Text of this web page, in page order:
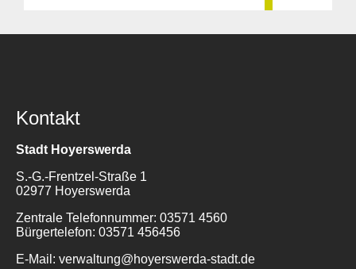
Kontakt
Stadt Hoyerswerda
S.-G.-Frentzel-Straße 1
02977 Hoyerswerda
Zentrale Telefonnummer: 03571 4560
Bürgertelefon: 03571 456456
E-Mail: verwaltung@hoyerswerda-stadt.de